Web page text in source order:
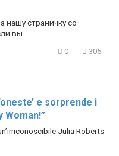
нашу страничку со
вы
0 305
e sorprende i
Woman!”
Julia Roberts